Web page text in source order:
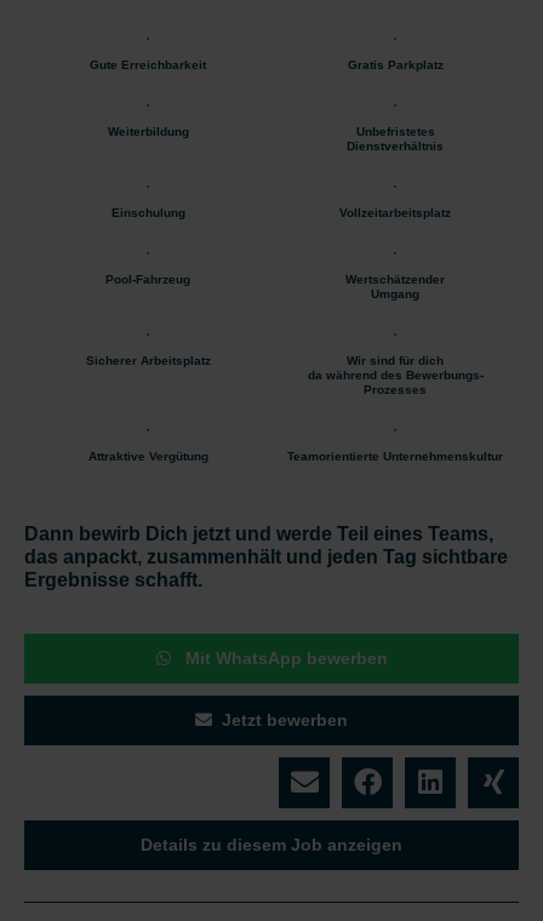
Gute Erreichbarkeit Gratis Parkplatz
Weiterbildung
Unbefristetes
Dienstverhältnis
Einschulung Vollzeitarbeitsplatz
Pool-Fahrzeug
Wertschätzender
Umgang
Sicherer Arbeitsplatz
Wir sind für dich
da während des Bewerbungs-
Prozesses
Attraktive Vergütung Teamorientierte Unternehmenskultur
Dann bewirb Dich jetzt und werde Teil eines Teams,
das anpackt, zusammenhält und jeden Tag sichtbare
Ergebnisse schafft.
Mit WhatsApp bewerben
Jetzt bewerben
Details zu diesem Job anzeigen